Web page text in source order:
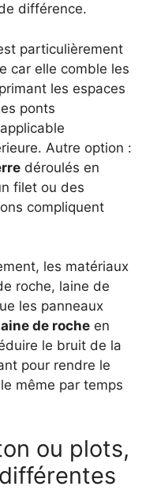
différence.
particulièrement
car elle comble les
les espaces
ponts
Autre option :
déroulés en
filet ou des
compliquent
les matériaux
roche, laine de
les panneaux
de roche en
le bruit de la
pour rendre le
même par temps
ou plots,